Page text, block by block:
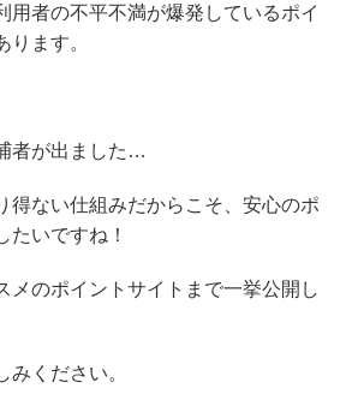
用者の不平不満が爆発しているポイ
ります。
者が出ました…
得ない仕組みだからこそ、安心のポ
たいですね！
メのポイントサイトまで一挙公開し
みください。